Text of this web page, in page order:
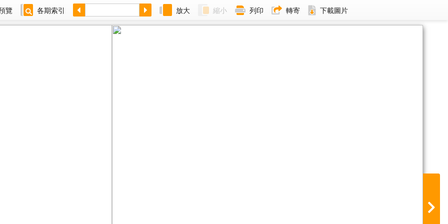
覽 各期索引 放大 縮小 列印 轉寄 下載圖片